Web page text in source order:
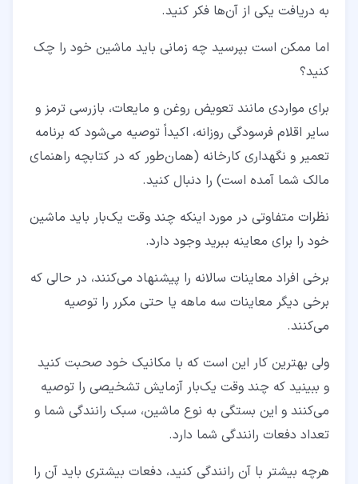
به دریافت یکی از آن‌ها فکر کنید.
اما ممکن است بپرسید چه زمانی باید ماشین خود را چک
کنید؟
برای مواردی مانند تعویض روغن و مایعات، بازرسی ترمز و
سایر اقلام فرسودگی روزانه، اکیداً توصیه می‌شود که برنامه
تعمیر و نگهداری کارخانه (همان‌طور که در کتابچه راهنمای
مالک شما آمده است) را دنبال کنید.
نظرات متفاوتی در مورد اینکه چند وقت یک‌بار باید ماشین
خود را برای معاینه ببرید وجود دارد.
برخی افراد معاینات سالانه را پیشنهاد می‌کنند، در حالی که
برخی دیگر معاینات سه ماهه یا حتی مکرر را توصیه
می‌کنند.
ولی بهترین کار این است که با مکانیک خود صحبت کنید
و ببینید که چند وقت یک‌بار آزمایش تشخیصی را توصیه
می‌کنند و این بستگی به نوع ماشین، سبک رانندگی شما و
تعداد دفعات رانندگی شما دارد.
هرچه بیشتر با آن رانندگی کنید، دفعات بیشتری باید آن را